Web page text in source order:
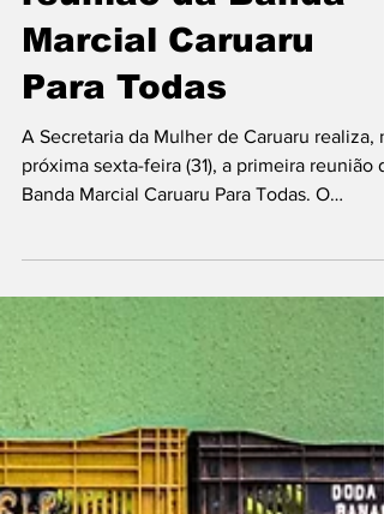
para primeira
reunião da Banda
Marcial Caruaru
Para Todas
próxima sexta-feira (31), a primeira reunião
Banda Marcial Caruaru Para Todas. O
encontro acontece às 18h, na sede da
Secretaria, localizada na Rua dos
Expedicionários, nº 30, no Centro, e será
aberto para mulheres interessadas em
integrar a banda. Podem participar mulheres
com 18 anos ou mais, independentemente
experiência musical. A reunião será um